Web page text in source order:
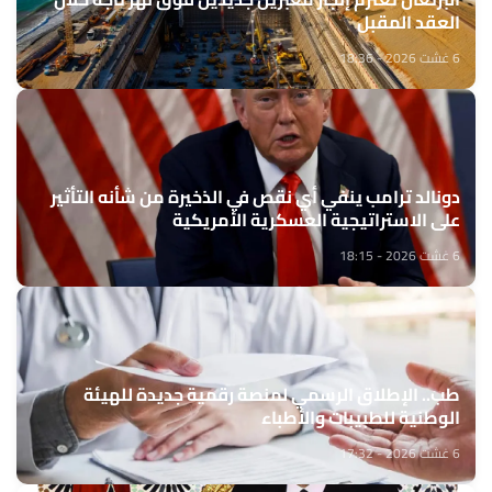
العقد المقبل
6 غشت 2026 - 18:36
دونالد ترامب ينفي أي نقص في الذخيرة من شأنه التأثير
على الاستراتيجية العسكرية الأمريكية
6 غشت 2026 - 18:15
طب.. الإطلاق الرسمي لمنصة رقمية جديدة للهيئة
الوطنية للطبيبات والأطباء
6 غشت 2026 - 17:32